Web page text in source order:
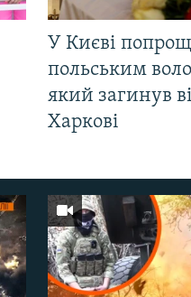
У Києві
польським
який загинув
Харкові